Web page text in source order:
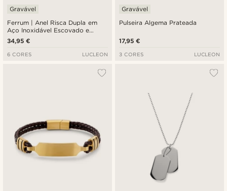
Ferrum | Anel Risca Dupla em
Aço Inoxidável Escovado e
Polido Prateado de 8 mm
Gravável
34,95 €
6 CORES LUCLEON
Pulseira Algema Prateada
Gravável
17,95 €
3 CORES LUCLEON